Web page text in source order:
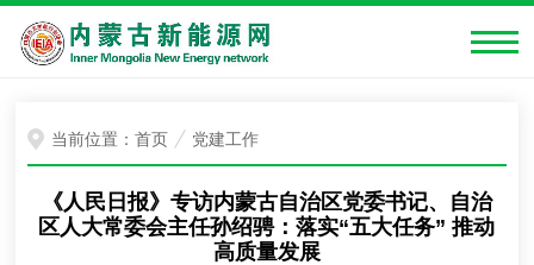
当前位置：首页 党建工作
《人民日报》专访内蒙古自治区党委书记、自治
区人大常委会主任孙绍骋：落实“五大任务” 推动
高质量发展